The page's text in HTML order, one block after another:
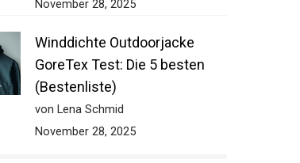
November 28, 2025
Winddichte Outdoorjacke
GoreTex Test: Die 5 besten
(Bestenliste)
von Lena Schmid
November 28, 2025